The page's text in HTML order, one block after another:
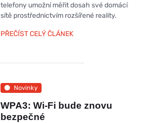
telefony umožní měřit dosah své domácí
sítě prostřednictvím rozšířené reality.
PŘEČÍST CELÝ ČLÁNEK
Novinky
WPA3: Wi-Fi bude znovu
bezpečné